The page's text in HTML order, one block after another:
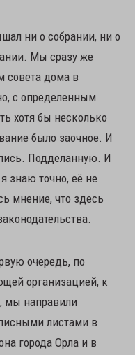
ни о собрании, ни о
Мы сразу же
совета дома в
с определенным
хотя бы несколько
было заочное. И
Подделанную. И
знаю точно, её не
мнение, что здесь
очередь, по
организацией, к
мы направили
листами в
города Орла и в